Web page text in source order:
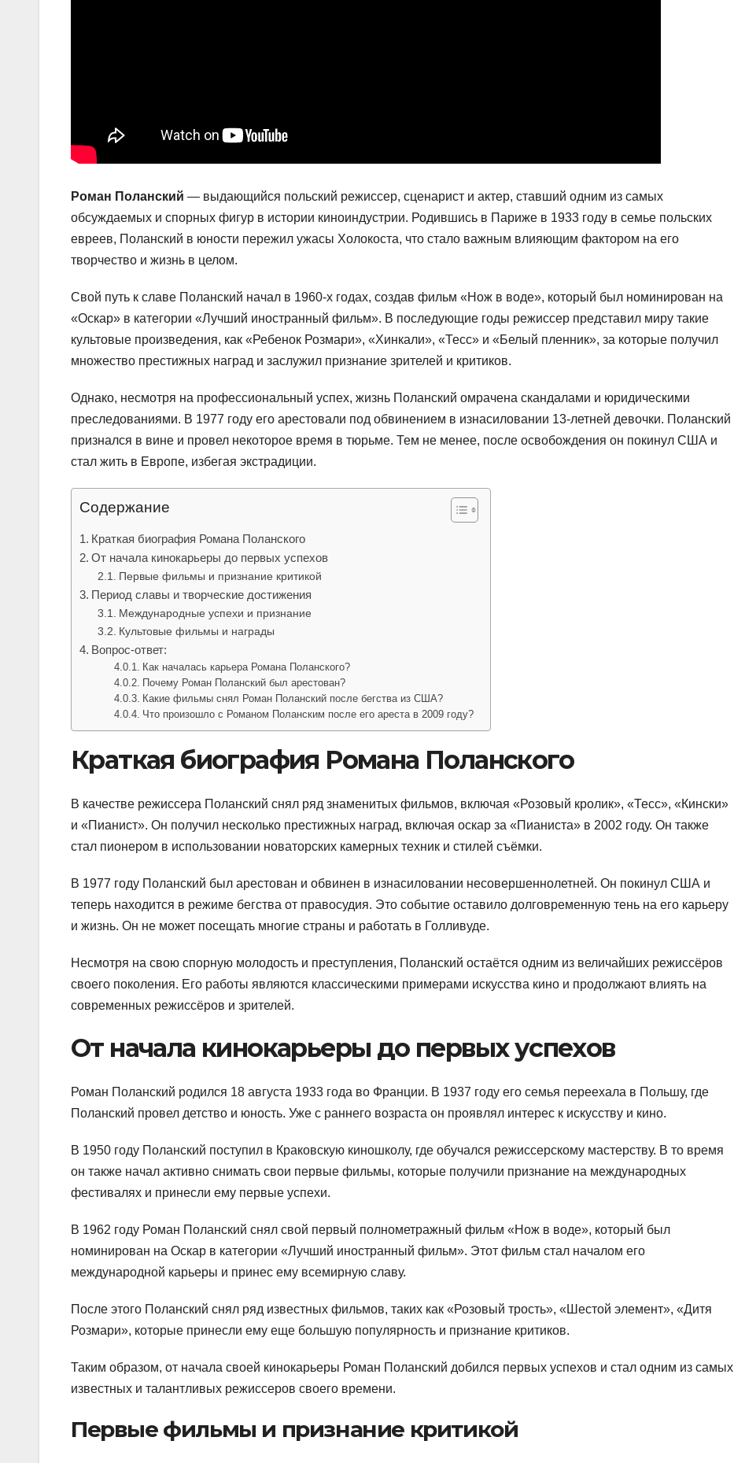
Роман Поланский — выдающийся польский режиссер, сценарист и актер, ставший одним из самых
обсуждаемых и спорных фигур в истории киноиндустрии. Родившись в Париже в 1933 году в семье польских
евреев, Поланский в юности пережил ужасы Холокоста, что стало важным влияющим фактором на его
творчество и жизнь в целом.
Свой путь к славе Поланский начал в 1960-х годах, создав фильм «Нож в воде», который был номинирован на
«Оскар» в категории «Лучший иностранный фильм». В последующие годы режиссер представил миру такие
культовые произведения, как «Ребенок Розмари», «Хинкали», «Тесс» и «Белый пленник», за которые получил
множество престижных наград и заслужил признание зрителей и критиков.
Однако, несмотря на профессиональный успех, жизнь Поланский омрачена скандалами и юридическими
преследованиями. В 1977 году его арестовали под обвинением в изнасиловании 13-летней девочки. Поланский
признался в вине и провел некоторое время в тюрьме. Тем не менее, после освобождения он покинул США и
стал жить в Европе, избегая экстрадиции.
Содержание
Краткая биография Романа Поланского
От начала кинокарьеры до первых успехов
Первые фильмы и признание критикой
Период славы и творческие достижения
Международные успехи и признание
Культовые фильмы и награды
Вопрос-ответ:
Как началась карьера Романа Поланского?
Почему Роман Поланский был арестован?
Какие фильмы снял Роман Поланский после бегства из США?
Что произошло с Романом Поланским после его ареста в 2009 году?
Краткая биография Романа Поланского
В качестве режиссера Поланский снял ряд знаменитых фильмов, включая «Розовый кролик», «Тесс», «Кински»
и «Пианист». Он получил несколько престижных наград, включая оскар за «Пианиста» в 2002 году. Он также
стал пионером в использовании новаторских камерных техник и стилей съёмки.
В 1977 году Поланский был арестован и обвинен в изнасиловании несовершеннолетней. Он покинул США и
теперь находится в режиме бегства от правосудия. Это событие оставило долговременную тень на его карьеру
и жизнь. Он не может посещать многие страны и работать в Голливуде.
Несмотря на свою спорную молодость и преступления, Поланский остаётся одним из величайших режиссёров
своего поколения. Его работы являются классическими примерами искусства кино и продолжают влиять на
современных режиссёров и зрителей.
От начала кинокарьеры до первых успехов
Роман Поланский родился 18 августа 1933 года во Франции. В 1937 году его семья переехала в Польшу, где
Поланский провел детство и юность. Уже с раннего возраста он проявлял интерес к искусству и кино.
В 1950 году Поланский поступил в Краковскую киношколу, где обучался режиссерскому мастерству. В то время
он также начал активно снимать свои первые фильмы, которые получили признание на международных
фестивалях и принесли ему первые успехи.
В 1962 году Роман Поланский снял свой первый полнометражный фильм «Нож в воде», который был
номинирован на Оскар в категории «Лучший иностранный фильм». Этот фильм стал началом его
международной карьеры и принес ему всемирную славу.
После этого Поланский снял ряд известных фильмов, таких как «Розовый трость», «Шестой элемент», «Дитя
Розмари», которые принесли ему еще большую популярность и признание критиков.
Таким образом, от начала своей кинокарьеры Роман Поланский добился первых успехов и стал одним из самых
известных и талантливых режиссеров своего времени.
Первые фильмы и признание критикой